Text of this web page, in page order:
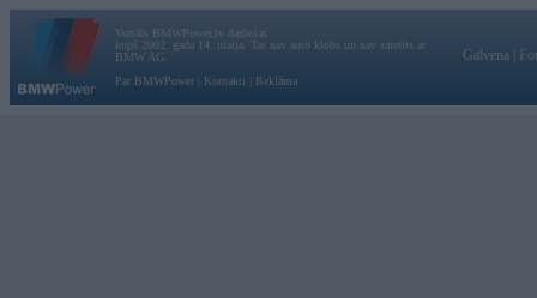
Vortāls BMWPower.lv darbojas
kopš 2002. gada 14. maija. Tas nav auto klubs un nav saistīts ar
BMW AG.
Par BMWPower
Kontakti Reklāma
Galvena